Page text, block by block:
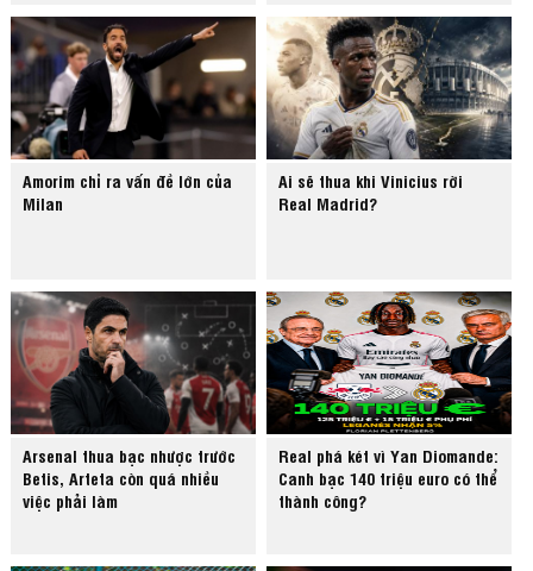
Amorim chỉ ra vấn đề lớn của
Milan
Ai sẽ thua khi Vinicius rời
Real Madrid?
Arsenal thua bạc nhược trước
Betis, Arteta còn quá nhiều
việc phải làm
Real phá két vì Yan Diomande:
Canh bạc 140 triệu euro có thể
thành công?